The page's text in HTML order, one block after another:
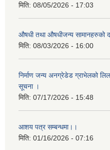
मिति: 08/05/2026 - 17:03
औषधी तथा औषधीजन्य सामानहरुको
मिति: 08/03/2026 - 16:00
निर्माण जन्य अनग्रेडेड ग्राभेलको
सूचना ।
मिति: 07/17/2026 - 15:48
आशय पत्र सम्बन्धमा।।
मिति: 01/16/2026 - 07:16